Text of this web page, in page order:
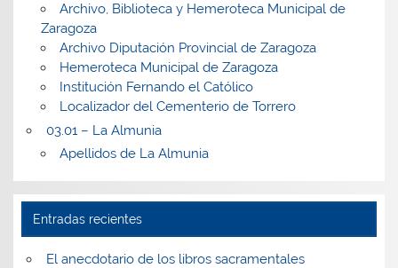
Archivo, Biblioteca y Hemeroteca Municipal de
Zaragoza
Archivo Diputación Provincial de Zaragoza
Hemeroteca Municipal de Zaragoza
Institución Fernando el Católico
Localizador del Cementerio de Torrero
03.01 – La Almunia
Apellidos de La Almunia
Entradas recientes
El anecdotario de los libros sacramentales